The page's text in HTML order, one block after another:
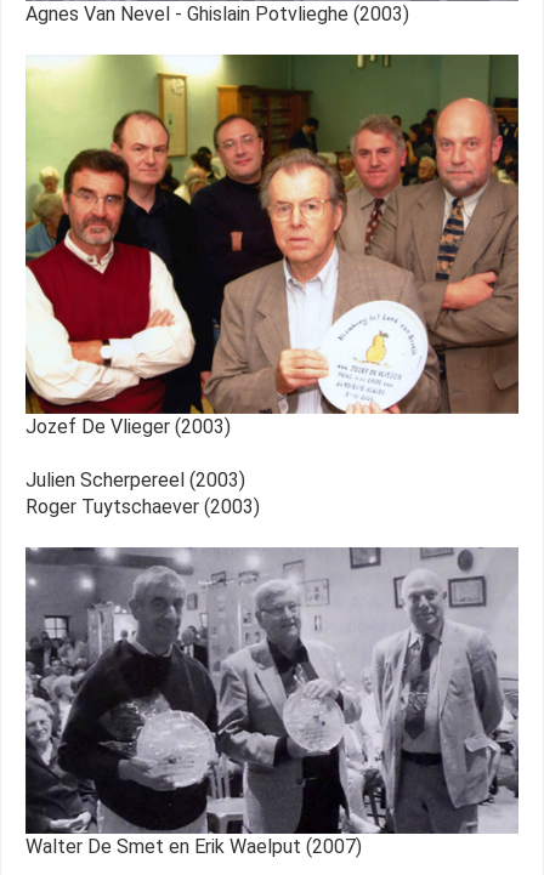
Agnes Van Nevel - Ghislain Potvlieghe (2003)
Jozef De Vlieger (2003)
Julien Scherpereel (2003)
Roger Tuytschaever (2003)
Walter De Smet en Erik Waelput (2007)